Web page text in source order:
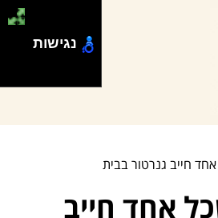
אחד חייב
נגישות